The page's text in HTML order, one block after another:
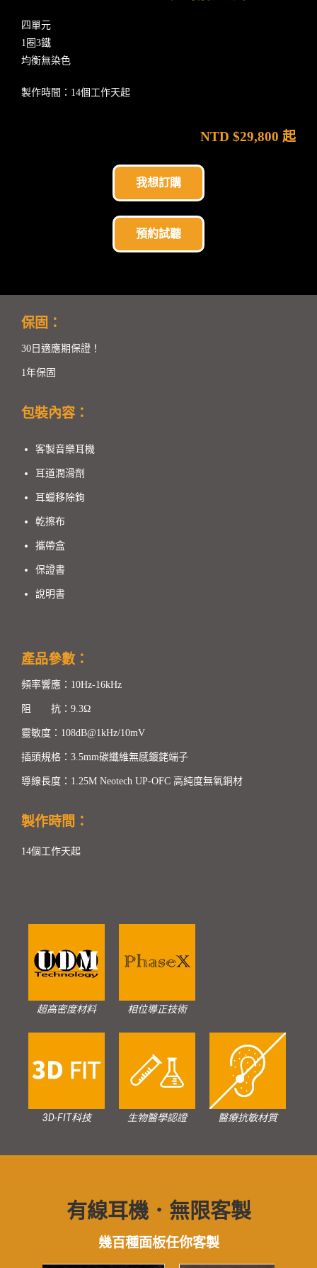
四單元
1圈3鐵
均衡無染色
製作時間：14個工作天起
NTD $29,800 起
我想訂購
預約試聽
保固：
30日適應期保證！
1年保固
包裝內容：
客製音樂耳機
耳道潤滑劑
耳蠟移除鉤
乾擦布
攜帶盒
保證書
說明書
產品參數：
頻率響應：10Hz-16kHz
阻 抗：9.3Ω
靈敏度：108dB@1kHz/10mV
插頭規格：3.5mm碳纖維無感鍍銠端子
導線長度：1.25M Neotech UP-OFC 高純度無氧銅材
製作時間：
14個工作天起
超高密度材料 相位導正技術
3D-FIT科技 生物醫學認證 醫療抗敏材質
有線耳機．無限客製
幾百種面板任你客製